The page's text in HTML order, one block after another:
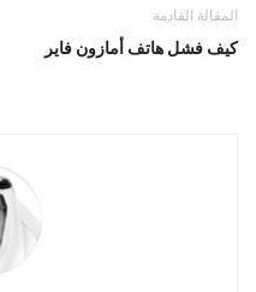
المقالة القادمة
كيف فشل هاتف أمازون فاير